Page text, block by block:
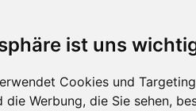
ist uns
Cookies und
die Werbung, die Sie sehen,
Steuerrecht und